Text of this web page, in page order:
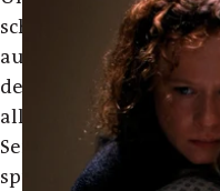
schon
auf
der
allerersten
Seite
spürte